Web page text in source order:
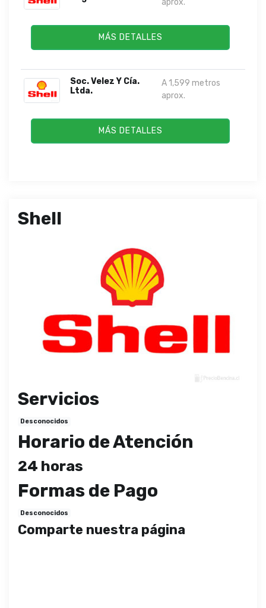
aprox.
MÁS DETALLES
Soc. Velez Y Cía.
Ltda.
A 1,599 metros
aprox.
MÁS DETALLES
Shell
Servicios
Desconocidos
Horario de Atención
24 horas
Formas de Pago
Desconocidos
Comparte nuestra página